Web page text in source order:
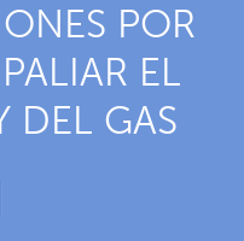
POR
EL
DEL GAS